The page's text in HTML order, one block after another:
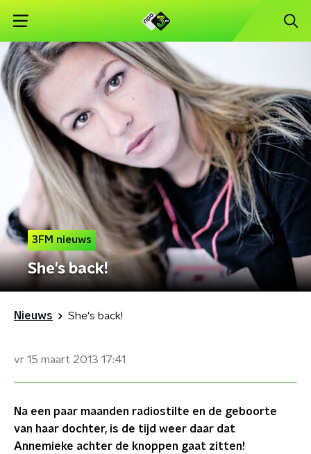
3FM nieuws
She's back!
Nieuws She's back!
vr 15 maart 2013 17:41
Na een paar maanden radiostilte en de geboorte
van haar dochter, is de tijd weer daar dat
Annemieke achter de knoppen gaat zitten!